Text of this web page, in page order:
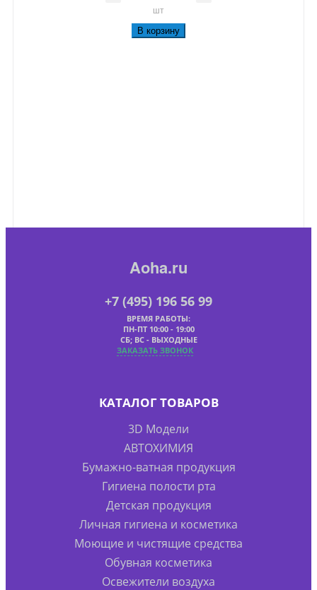
шт
В корзину
Aoha.ru
+7 (495) 196 56 99
ВРЕМЯ РАБОТЫ:
ПН-ПТ 10:00 - 19:00
СБ; ВС - ВЫХОДНЫЕ
ЗАКАЗАТЬ ЗВОНОК
КАТАЛОГ ТОВАРОВ
3D Модели
АВТОХИМИЯ
Бумажно-ватная продукция
Гигиена полости рта
Детская продукция
Личная гигиена и косметика
Моющие и чистящие средства
Обувная косметика
Освежители воздуха